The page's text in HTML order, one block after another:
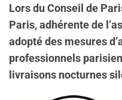
Lors du Conseil de
Paris, adhérente de
adopté des mesures
professionnels
livraisons nocturnes